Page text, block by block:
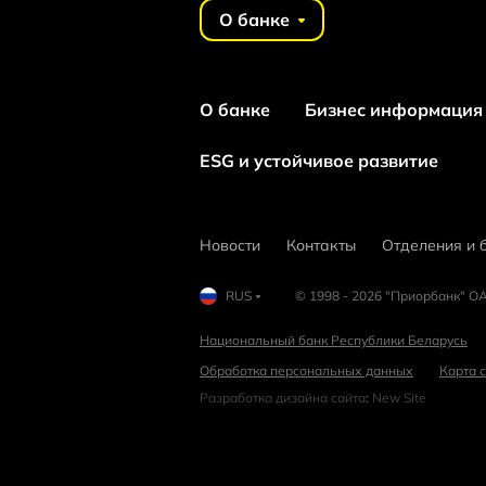
О банке
О банке Бизнес информация
ESG и устойчивое развитие
Новости Контакты Отделения и
RUS © 1998 - 2026 "Приорбанк"
Национальный банк Республики Беларусь
Обработка персональных данных
Карта
Разработка дизайна сайта: New Site